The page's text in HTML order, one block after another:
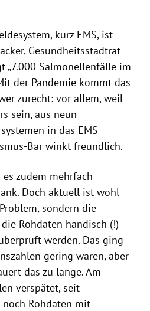
kurz EMS, ist
Gesundheitsstadtrat
„7.000 Salmonellenfälle im
der Pandemie kommt das
zurecht: vor allem, weil
sein, aus neun
in das EMS
Bär winkt freundlich.
zudem mehrfach
Doch aktuell ist wohl
sondern die
Rohdaten händisch (!)
werden. Das ging
gering waren, aber
das zu lange. Am
verspätet, seit
Rohdaten mit